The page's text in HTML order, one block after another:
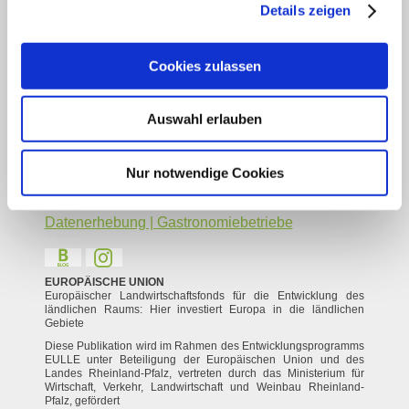
Details zeigen
Cookies zulassen
Auswahl erlauben
Nur notwendige Cookies
Kontakt
Veranstaltung einreichen
Vermieter Log-in
Gastaufnahme- und Vermittlungsbedingungen
Datenerhebung | Gastronomiebetriebe
EUROPÄISCHE UNION
Europäischer Landwirtschaftsfonds für die Entwicklung des
ländlichen Raums: Hier investiert Europa in die ländlichen
Gebiete
Diese Publikation wird im Rahmen des Entwicklungsprogramms
EULLE unter Beteiligung der Europäischen Union und des
Landes Rheinland-Pfalz, vertreten durch das Ministerium für
Wirtschaft, Verkehr, Landwirtschaft und Weinbau Rheinland-
Pfalz, gefördert